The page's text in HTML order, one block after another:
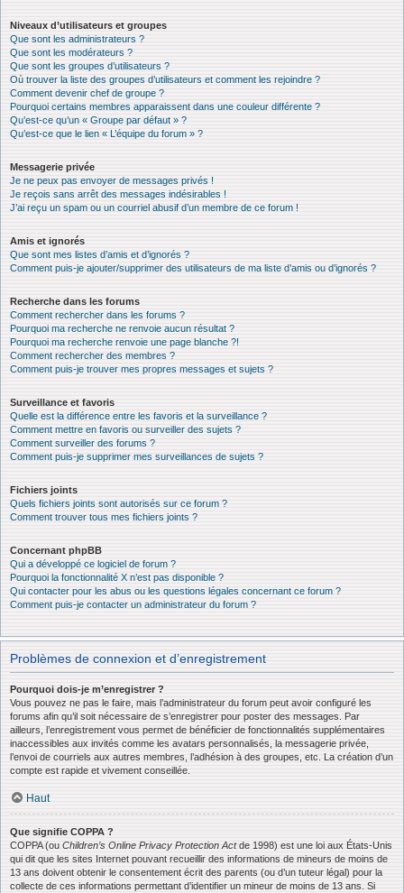
Niveaux d’utilisateurs et groupes
Que sont les administrateurs ?
Que sont les modérateurs ?
Que sont les groupes d’utilisateurs ?
Où trouver la liste des groupes d’utilisateurs et comment les rejoindre ?
Comment devenir chef de groupe ?
Pourquoi certains membres apparaissent dans une couleur différente ?
Qu’est-ce qu’un « Groupe par défaut » ?
Qu’est-ce que le lien « L’équipe du forum » ?
Messagerie privée
Je ne peux pas envoyer de messages privés !
Je reçois sans arrêt des messages indésirables !
J’ai reçu un spam ou un courriel abusif d’un membre de ce forum !
Amis et ignorés
Que sont mes listes d’amis et d’ignorés ?
Comment puis-je ajouter/supprimer des utilisateurs de ma liste d’amis ou d’ignorés ?
Recherche dans les forums
Comment rechercher dans les forums ?
Pourquoi ma recherche ne renvoie aucun résultat ?
Pourquoi ma recherche renvoie une page blanche ?!
Comment rechercher des membres ?
Comment puis-je trouver mes propres messages et sujets ?
Surveillance et favoris
Quelle est la différence entre les favoris et la surveillance ?
Comment mettre en favoris ou surveiller des sujets ?
Comment surveiller des forums ?
Comment puis-je supprimer mes surveillances de sujets ?
Fichiers joints
Quels fichiers joints sont autorisés sur ce forum ?
Comment trouver tous mes fichiers joints ?
Concernant phpBB
Qui a développé ce logiciel de forum ?
Pourquoi la fonctionnalité X n’est pas disponible ?
Qui contacter pour les abus ou les questions légales concernant ce forum ?
Comment puis-je contacter un administrateur du forum ?
Problèmes de connexion et d’enregistrement
Pourquoi dois-je m’enregistrer ?
Vous pouvez ne pas le faire, mais l’administrateur du forum peut avoir configuré les
forums afin qu’il soit nécessaire de s’enregistrer pour poster des messages. Par
ailleurs, l’enregistrement vous permet de bénéficier de fonctionnalités supplémentaires
inaccessibles aux invités comme les avatars personnalisés, la messagerie privée,
l’envoi de courriels aux autres membres, l’adhésion à des groupes, etc. La création d’un
compte est rapide et vivement conseillée.
Haut
Que signifie COPPA ?
COPPA (ou Children’s Online Privacy Protection Actde 1998) est une loi aux États-Unis
qui dit que les sites Internet pouvant recueillir des informations de mineurs de moins de
13 ans doivent obtenir le consentement écrit des parents (ou d’un tuteur légal) pour la
collecte de ces informations permettant d’identifier un mineur de moins de 13 ans. Si